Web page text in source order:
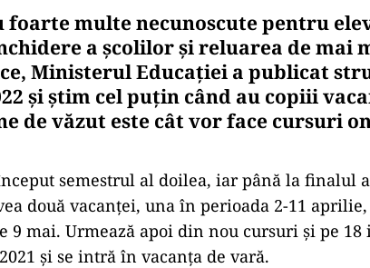
foarte multe necunoscute pentru
a școlilor și reluarea de mai
Ministerul Educației a publicat
și știm cel puțin când au copiii
de văzut este cât vor face cursuri
semestrul al doilea, iar până la finalul
două vacanței, una în perioada 2-11
9 mai. Urmează apoi din nou cursuri și pe 18
și se intră în vacanța de vară.